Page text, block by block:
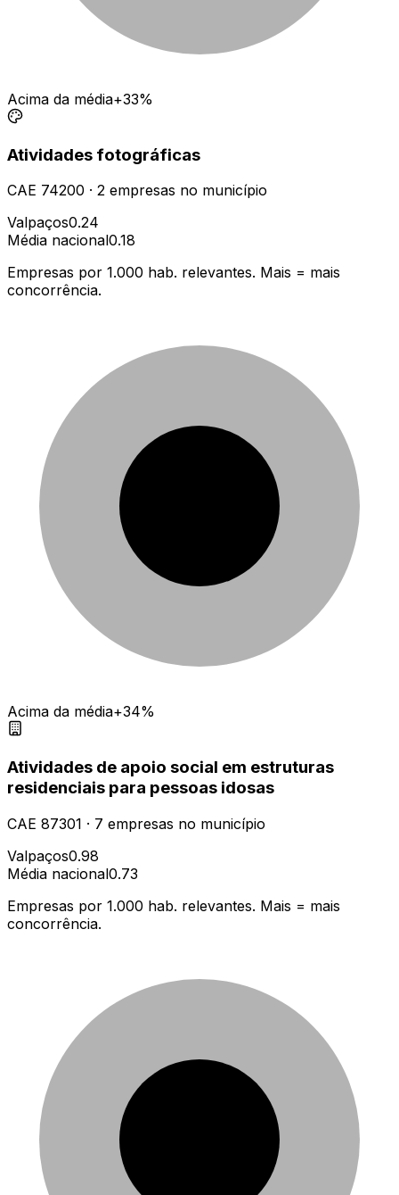
Acima da média+33%
Atividades fotográficas
CAE 74200 · 2 empresas no município
Valpaços0.24
Média nacional0.18
Empresas por 1.000 hab. relevantes. Mais = mais
concorrência.
Acima da média+34%
Atividades de apoio social em estruturas
residenciais para pessoas idosas
CAE 87301 · 7 empresas no município
Valpaços0.98
Média nacional0.73
Empresas por 1.000 hab. relevantes. Mais = mais
concorrência.